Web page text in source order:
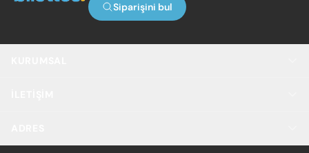
Siparişini bul